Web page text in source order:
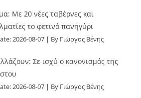
Με 20 νέες ταβέρνες και
το φετινό πανηγύρι
2026-08-07 By Γιώργος Βένης
Σε ισχύ ο κανονισμός της
2026-08-07 By Γιώργος Βένης